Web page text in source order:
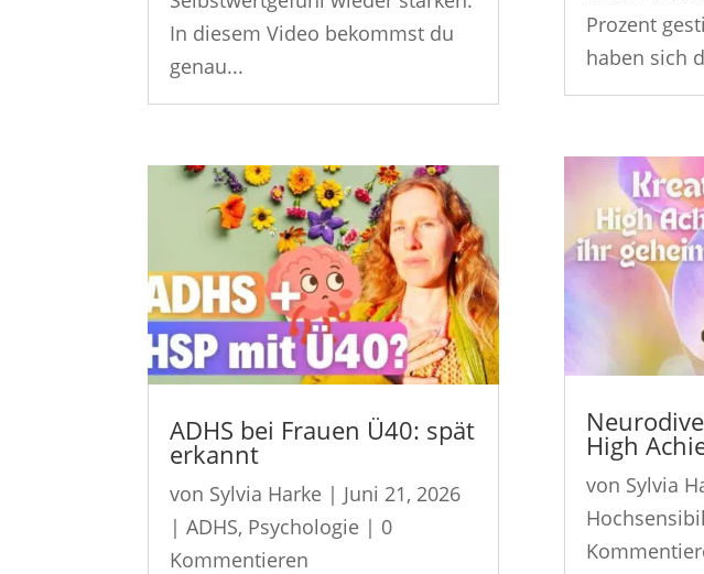
In diesem Video bekommst du
genau...
ADHS bei Frauen Ü40: spät
erkannt
von Sylvia Harke | Juni 21, 2026
|ADHS, Psychologie | 0
Kommentieren
Prozent
haben sich
High
von Sylvia